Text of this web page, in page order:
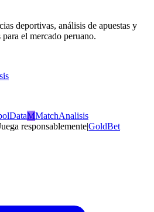
deportivas, análisis de apuestas y
para el mercado peruano.
MMatchAnalisis
responsablemente|GoldBet